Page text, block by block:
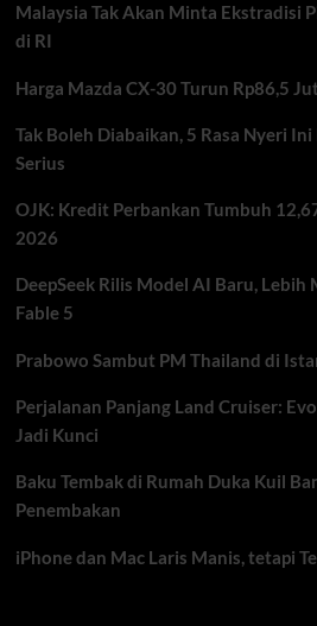
Tanker
Malaysia Tak Akan Minta Ekstradisi
di RI
Harga Mazda CX-30 Turun Rp86,5
Tak Boleh Diabaikan, 5 Rasa Nyeri
Serius
OJK: Kredit Perbankan Tumbuh
2026
DeepSeek Rilis Model AI Baru,
Fable 5
Prabowo Sambut PM Thailand di
Perjalanan Panjang Land Cruiser:
Jadi Kunci
Baku Tembak di Rumah Duka Kuil
Penembakan
iPhone dan Mac Laris Manis, tetapi